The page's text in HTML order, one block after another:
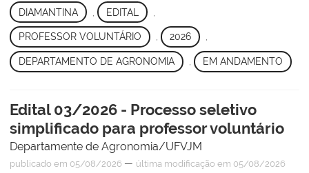
DIAMANTINA EDITAL
PROFESSOR VOLUNTÁRIO , 2026 ,
DEPARTAMENTO DE AGRONOMIA EM ANDAMENTO
Edital 03/2026 - Processo seletivo
simplificado para professor voluntário
Departamente de Agronomia/UFVJM
publicado em 05/08/2026 — última modificação em 05/08/2026